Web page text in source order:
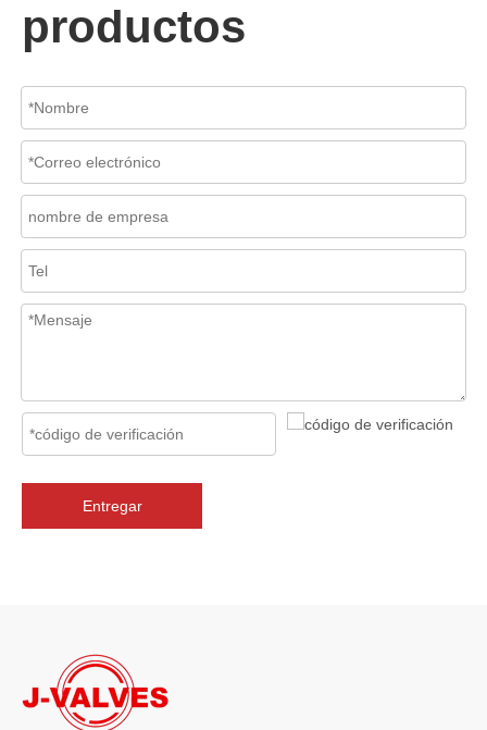
2026-07-06
En los sistemas de tuberías industriales, mantener la calidad del
J-VALVES fabrica válvulas de compuerta WCB de gran
productos
Entregar